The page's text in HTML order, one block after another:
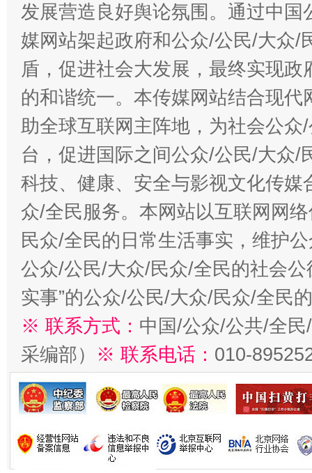
发展营造良好舆论氛围。通过中
媒网站架起政府和公众/公民/大众/
盾，促进社会大发展，最终实现
的和谐统一。本传媒网站结合现
助全球互联网主阵地，为社会公
台，促进国际之间公众/公民/大众/
科技、健康、安全与影视文化传
众/全民服务。本网站以互联网网
民众/全民的日常生活事实，维护
公众/公民/大众/民众/全民的社会公
实事”的公众/公民/大众/民众/全民
※ 联系方式： 中国/公众/公共/全
采编部） ※ 联系电话： 010-